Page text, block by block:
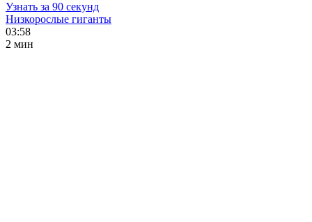
Узнать за 90 секунд
Низкорослые гиганты
03:58
2 мин